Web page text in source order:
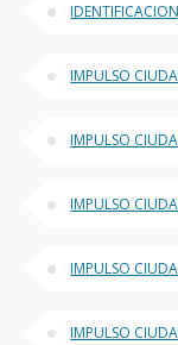
IMPULSO
IMPULSO
IMPULSO
IMPULSO
IMPULSO